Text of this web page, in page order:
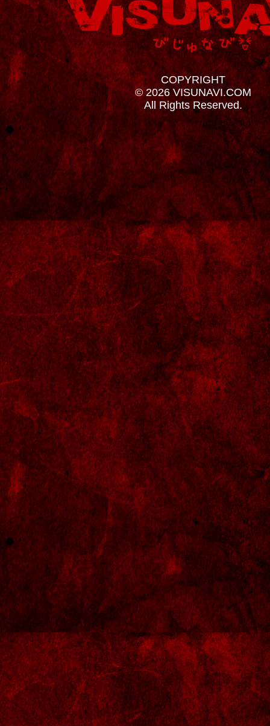
COPYRIGHT
© 2026 VISUNAVI.COM
All Rights Reserved.